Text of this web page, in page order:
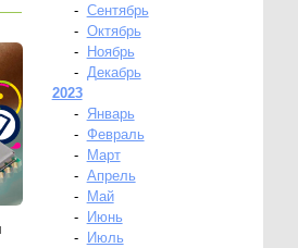
- Сентябрь
- Октябрь
-
Ноябрь
- Декабрь
2023
-
Январь
- Февраль
-
Март
- Апрель
-
Май
-
Июнь
-
Июль